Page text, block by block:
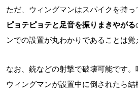
ただ、ウィングマンはスパイクを持っ
ピョテピョテと足音を振りまきやがる
ンでの設置が丸わかりであることは覚
なお、銃などの射撃で破壊可能です
ウィングマンが設置中に倒されたら